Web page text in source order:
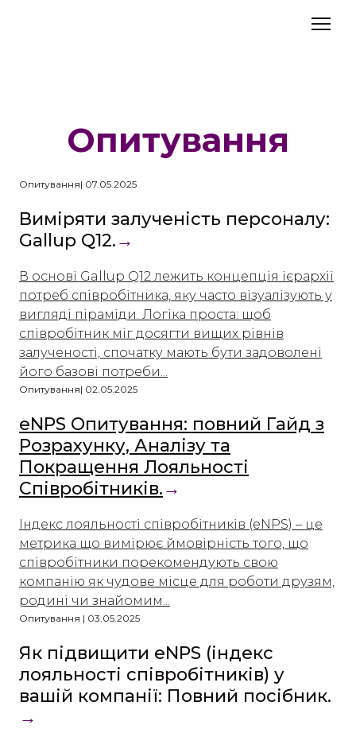
Опитування
Опитування| 07.05.2025
Виміряти залученість персоналу:
Gallup Q12.→
В основі Gallup Q12 лежить концепція ієрархії
потреб співробітника, яку часто візуалізують у
вигляді піраміди. Логіка проста: щоб
співробітник міг досягти вищих рівнів
залученості, спочатку мають бути задоволені
його базові потреби...
Опитування| 02.05.2025
eNPS Опитування: повний Гайд з
Розрахунку, Аналізу та
Покращення Лояльності
Співробітників.→
Індекс лояльності співробітників (eNPS) – це
метрика що вимірює ймовірність того, що
співробітники порекомендують свою
компанію як чудове місце для роботи друзям,
родині чи знайомим...
Опитування | 03.05.2025
Як підвищити eNPS (індекс
лояльності співробітників) у
вашій компанії: Повний посібник.
→